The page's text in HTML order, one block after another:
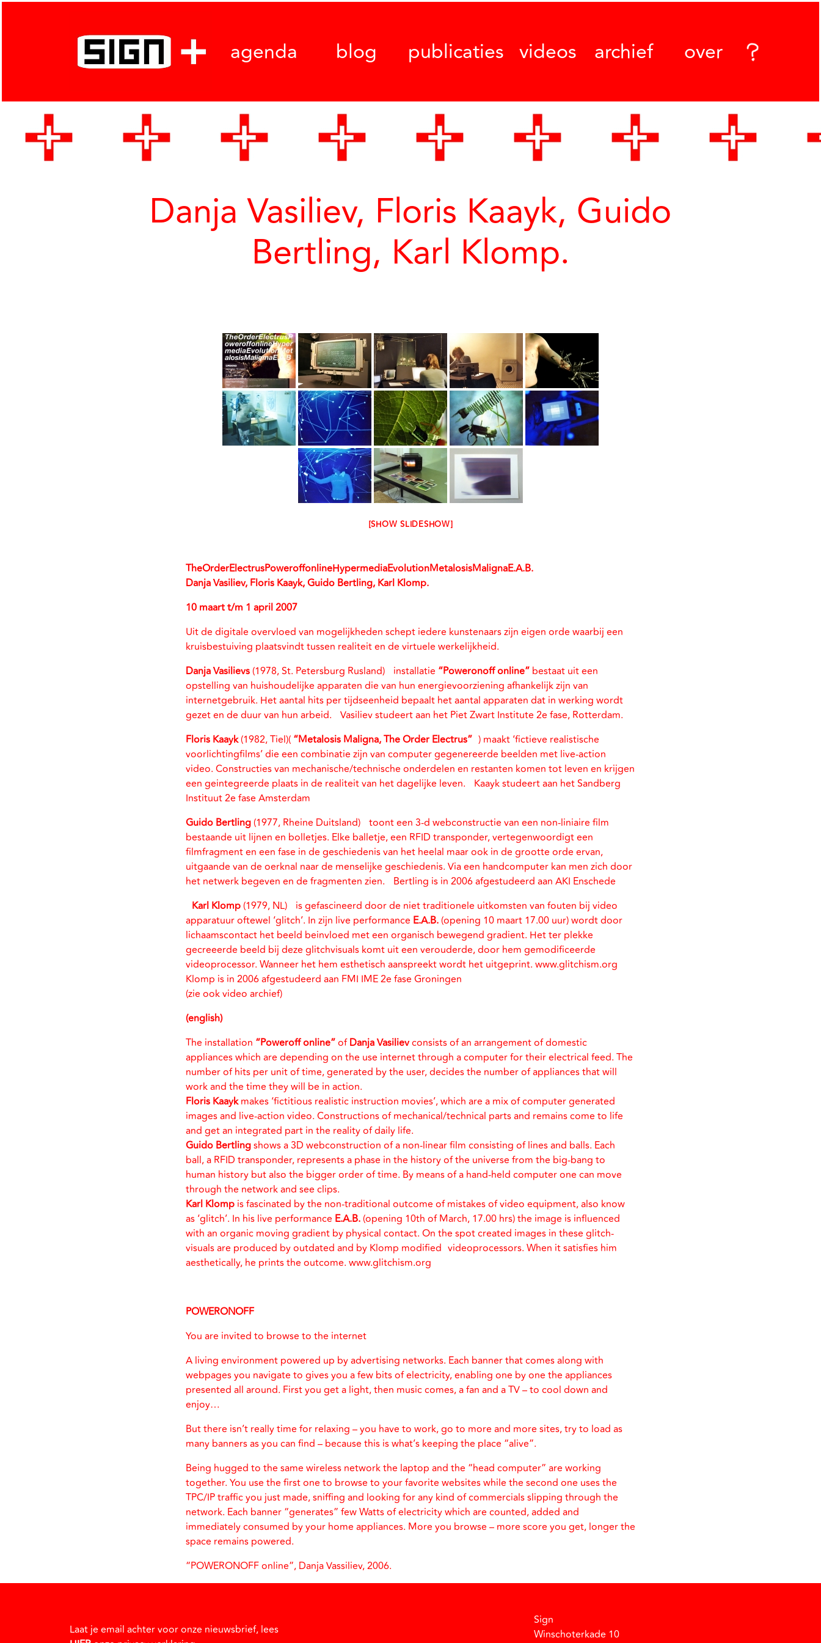
agenda blog publicaties videos archief over
Danja Vasiliev, Floris Kaayk, Guido
Bertling, Karl Klomp.
[SHOW SLIDESHOW]
TheOrderElectrusPoweroffonlineHypermediaEvolutionMetalosisMalignaE.A.B.
Danja Vasiliev, Floris Kaayk, Guido Bertling, Karl Klomp.
10 maart t/m 1 april 2007
Uit de digitale overvloed van mogelijkheden schept iedere kunstenaars zijn eigen orde waarbij een
kruisbestuiving plaatsvindt tussen realiteit en de virtuele werkelijkheid.
Danja Vasilievs (1978, St. Petersburg Rusland) installatie “Poweronoff online” bestaat uit een
opstelling van huishoudelijke apparaten die van hun energievoorziening afhankelijk zijn van
internetgebruik. Het aantal hits per tijdseenheid bepaalt het aantal apparaten dat in werking wordt
gezet en de duur van hun arbeid. Vasiliev studeert aan het Piet Zwart Institute 2e fase, Rotterdam.
Floris Kaayk(1982, Tiel)( “Metalosis Maligna, The Order Electrus” ) maakt ‘fictieve realistische
voorlichtingfilms’ die een combinatie zijn van computer gegenereerde beelden met live-action
video. Constructies van mechanische/technische onderdelen en restanten komen tot leven en krijgen
een geintegreerde plaats in de realiteit van het dagelijke leven. Kaayk studeert aan het Sandberg
Instituut 2e fase Amsterdam
Guido Bertling (1977, Rheine Duitsland) toont een 3-d webconstructie van een non-liniaire film
bestaande uit lijnen en bolletjes. Elke balletje, een RFID transponder, vertegenwoordigt een
filmfragment en een fase in de geschiedenis van het heelal maar ook in de grootte orde ervan,
uitgaande van de oerknal naar de menselijke geschiedenis. Via een handcomputer kan men zich door
het netwerk begeven en de fragmenten zien. Bertling is in 2006 afgestudeerd aan AKI Enschede
Karl Klomp (1979, NL) is gefascineerd door de niet traditionele uitkomsten van fouten bij video
apparatuur oftewel ‘glitch’. In zijn live performance E.A.B. (opening 10 maart 17.00 uur) wordt door
lichaamscontact het beeld beinvloed met een organisch bewegend gradient. Het ter plekke
gecreeerde beeld bij deze glitchvisuals komt uit een verouderde, door hem gemodificeerde
videoprocessor. Wanneer het hem esthetisch aanspreekt wordt het uitgeprint. www.glitchism.org
Klomp is in 2006 afgestudeerd aan FMI IME 2e fase Groningen
(zie ook video archief)
(english)
The installation “Poweroff online”ofDanja Vasilievconsists of an arrangement of domestic
appliances which are depending on the use internet through a computer for their electrical feed. The
number of hits per unit of time, generated by the user, decides the number of appliances that will
work and the time they will be in action.
Floris Kaaykmakes ‘fictitious realistic instruction movies’, which are a mix of computer generated
images and live-action video. Constructions of mechanical/technical parts and remains come to life
and get an integrated part in the reality of daily life.
Guido Bertlingshows a 3D webconstruction of a non-linear film consisting of lines and balls. Each
ball, a RFID transponder, represents a phase in the history of the universe from the big-bang to
human history but also the bigger order of time. By means of a hand-held computer one can move
through the network and see clips.
Karl Klomp is fascinated by the non-traditional outcome of mistakes of video equipment, also know
as ‘glitch’. In his live performance E.A.B. (opening 10th of March, 17.00 hrs) the image is influenced
with an organic moving gradient by physical contact. On the spot created images in these glitch-
visuals are produced by outdated and by Klomp modified videoprocessors. When it satisfies him
aesthetically, he prints the outcome. www.glitchism.org
POWERONOFF
You are invited to browse to the internet
A living environment powered up by advertising networks. Each banner that comes along with
webpages you navigate to gives you a few bits of electricity, enabling one by one the appliances
presented all around. First you get a light, then music comes, a fan and a TV – to cool down and
enjoy…
But there isn’t really time for relaxing – you have to work, go to more and more sites, try to load as
many banners as you can find – because this is what’s keeping the place “alive”.
Being hugged to the same wireless network the laptop and the “head computer” are working
together. You use the first one to browse to your favorite websites while the second one uses the
TPC/IP traffic you just made, sniffing and looking for any kind of commercials slipping through the
network. Each banner “generates” few Watts of electricity which are counted, added and
immediately consumed by your home appliances. More you browse – more score you get, longer the
space remains powered.
“POWERONOFF online”, Danja Vassiliev, 2006.
Laat je email achter voor onze nieuwsbrief, lees
Sign
Winschoterkade 10